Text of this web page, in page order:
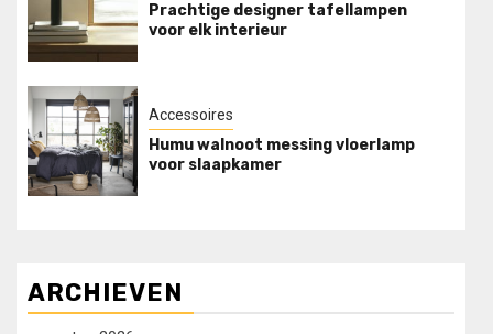
Prachtige designer tafellampen
voor elk interieur
Accessoires
Humu walnoot messing vloerlamp
voor slaapkamer
ARCHIEVEN